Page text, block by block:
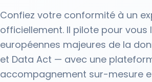
Confiez votre conformité à un
officiellement. Il pilote pour
européennes majeures de la
et Data Act — avec une
accompagnement sur-mesure